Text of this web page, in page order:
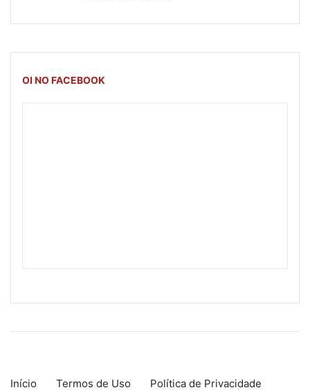
OI NO FACEBOOK
Início Termos de Uso Política de Privacidade